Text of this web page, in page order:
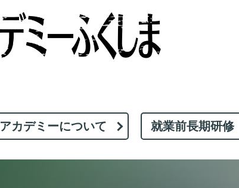
アカデミーについて 就業前長期研修